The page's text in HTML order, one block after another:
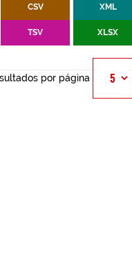
CSV XML
TSV XLSX
por página